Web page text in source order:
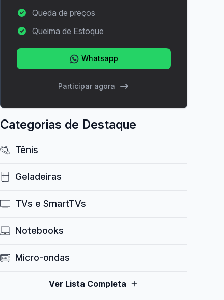
Queda de preços
Queima de Estoque
Whatsapp
Participar agora
Categorias de Destaque
Tênis
Geladeiras
TVs e SmartTVs
Notebooks
Micro-ondas
Ver Lista Completa